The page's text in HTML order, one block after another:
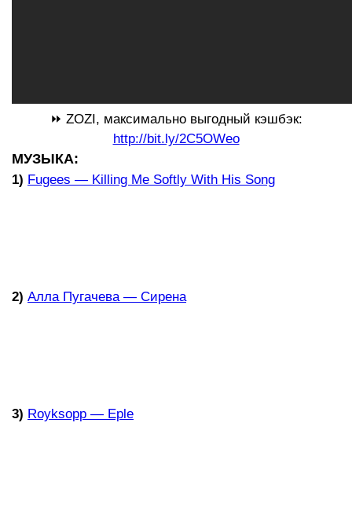
⏩ ZOZI, максимально выгодный кэшбэк:
http://bit.ly/2C5OWeo
МУЗЫКА:
1) Fugees — Killing Me Softly With His Song
2) Алла Пугачева — Сирена
3) Royksopp — Eple